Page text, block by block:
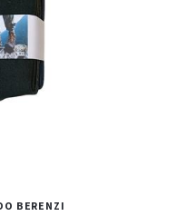
BERENZI